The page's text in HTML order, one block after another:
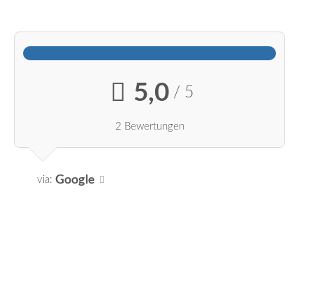
5,0 / 5
2 Bewertungen
via: Google